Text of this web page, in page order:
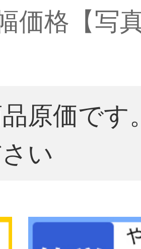
価格【写
原価です
い